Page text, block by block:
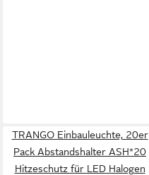
TRANGO Einbauleuchte, 20er
Pack Abstandshalter ASH*20
Hitzeschutz für LED Halogen